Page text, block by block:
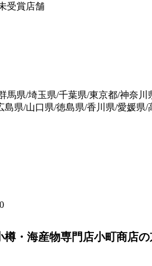
受賞店舗
馬県/埼玉県/千葉県/東京都/神奈
島県/山口県/徳島県/香川県/愛媛県
樽・海産物専門店小町商店